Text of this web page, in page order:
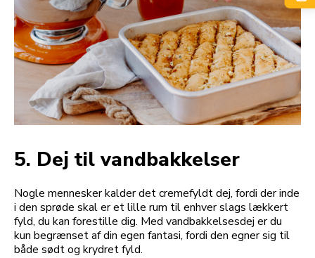
5. Dej til vandbakkelser
Nogle mennesker kalder det cremefyldt dej, fordi der inde
i den sprøde skal er et lille rum til enhver slags lækkert
fyld, du kan forestille dig. Med vandbakkelsesdej er du
kun begrænset af din egen fantasi, fordi den egner sig til
både sødt og krydret fyld.